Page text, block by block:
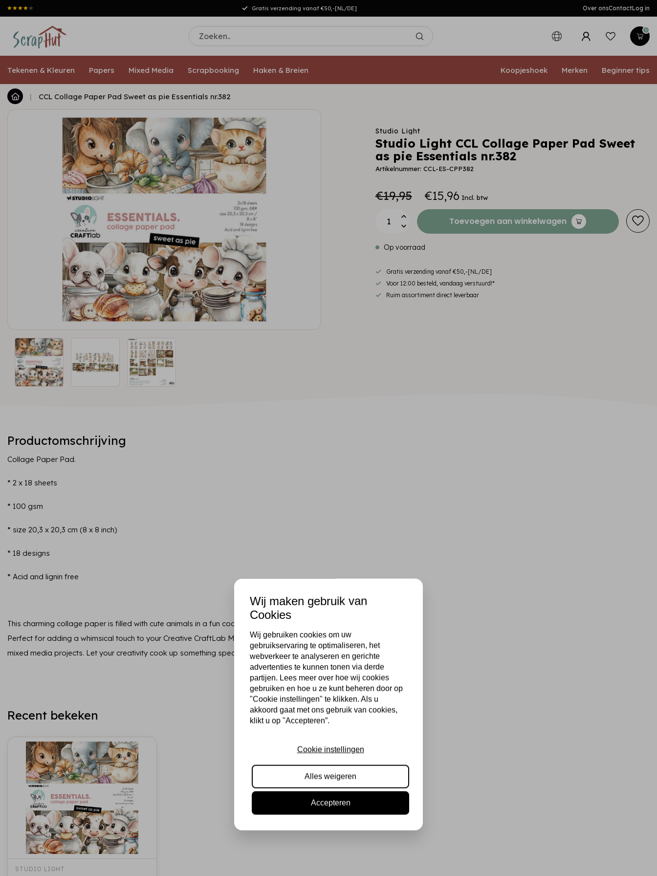
Gratis verzending vanaf €50,-[NL/DE] Over onsContactLog in
0
Tekenen & Kleuren Papers Mixed Media Scrapbooking Haken & Breien Koopjeshoek Merken Beginner tips
| CCL Collage Paper Pad Sweet as pie Essentials nr.382
Studio Light
Studio Light CCL Collage Paper Pad Sweet
as pie Essentials nr.382
Artikelnummer: CCL-ES-CPP382
€19,95 €15,96 Incl. btw
Toevoegen aan winkelwagen
Op voorraad
Gratis verzending vanaf €50,-[NL/DE]
Voor 12:00 besteld, vandaag verstuurd!*
Ruim assortiment direct leverbaar
Productomschrijving
Collage Paper Pad.
* 2 x 18 sheets
* 100 gsm
* size 20,3 x 20,3 cm (8 x 8 inch)
* 18 designs
* Acid and lignin free
This charming collage paper is filled with cute animals in a fun cooking and baking theme.
Perfect for adding a whimsical touch to your Creative CraftLab MDF journal, cards, and
mixed media projects. Let your creativity cook up something special!
Recent bekeken
STUDIO LIGHT
Wij maken gebruik van
Cookies
Wij gebruiken cookies om uw
gebruikservaring te optimaliseren, het
webverkeer te analyseren en gerichte
advertenties te kunnen tonen via derde
partijen. Lees meer over hoe wij cookies
gebruiken en hoe u ze kunt beheren door op
"Cookie instellingen" te klikken. Als u
akkoord gaat met ons gebruik van cookies,
klikt u op "Accepteren”.
Cookie instellingen
Alles weigeren
Accepteren